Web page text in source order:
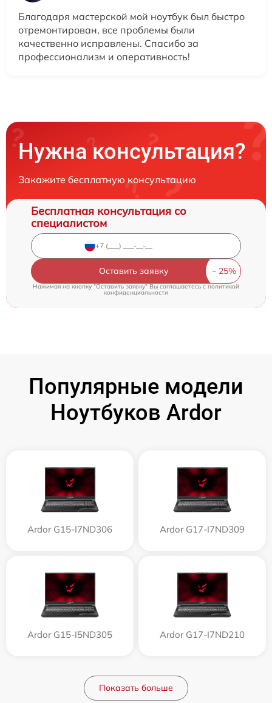
Благодаря мастерской мой ноутбук был быстро
отремонтирован, все проблемы были
качественно исправлены. Спасибо за
профессионализм и оперативность!
Нужна консультация?
Закажите бесплатную консультацию
Бесплатная консультация со
специалистом
Оставить заявку
Нажимая на кнопку "Оставить заявку" Вы соглашаетесь cполитикой
конфиденциальности
Популярные модели
Ноутбуков Ardor
Ardor G15-I7ND306 Ardor G17-I7ND309
Ardor G15-I5ND305 Ardor G17-I7ND210
Показать больше